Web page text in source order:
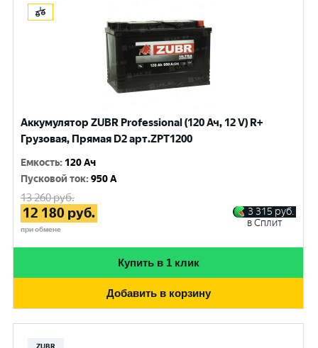
Аккумулятор ZUBR Professional (120 Ач, 12 V) R+
Грузовая, Прямая D2 арт.ZPT1200
Емкость: 120 Ач
Пусковой ток:950 A
13 260руб.
12 180 руб.
при обмене
3 315 руб.
в Сплит
Купить в 1 клик
Добавить в корзину